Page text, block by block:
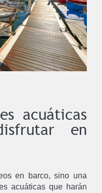
acuáticas
en
en barco, sino una
acuáticas que harán